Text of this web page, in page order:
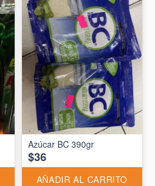
Azúcar BC 390gr
$36
AÑADIR AL CARRITO